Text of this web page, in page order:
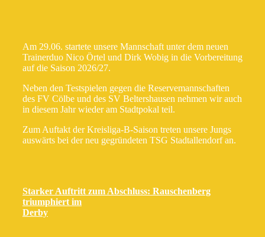
Am 29.06. startete unsere Mannschaft unter dem neuen
Trainerduo Nico Örtel und Dirk Wobig in die Vorbereitung
auf die Saison 2026/27.
Neben den Testspielen gegen die Reservemannschaften
des FV Cölbe und des SV Beltershausen nehmen wir auch
in diesem Jahr wieder am Stadtpokal teil.
Zum Auftakt der Kreisliga-B-Saison treten unsere Jungs
auswärts bei der neu gegründeten TSG Stadtallendorf an.
Starker Auftritt zum Abschluss: Rauschenberg
triumphiert im
Derby